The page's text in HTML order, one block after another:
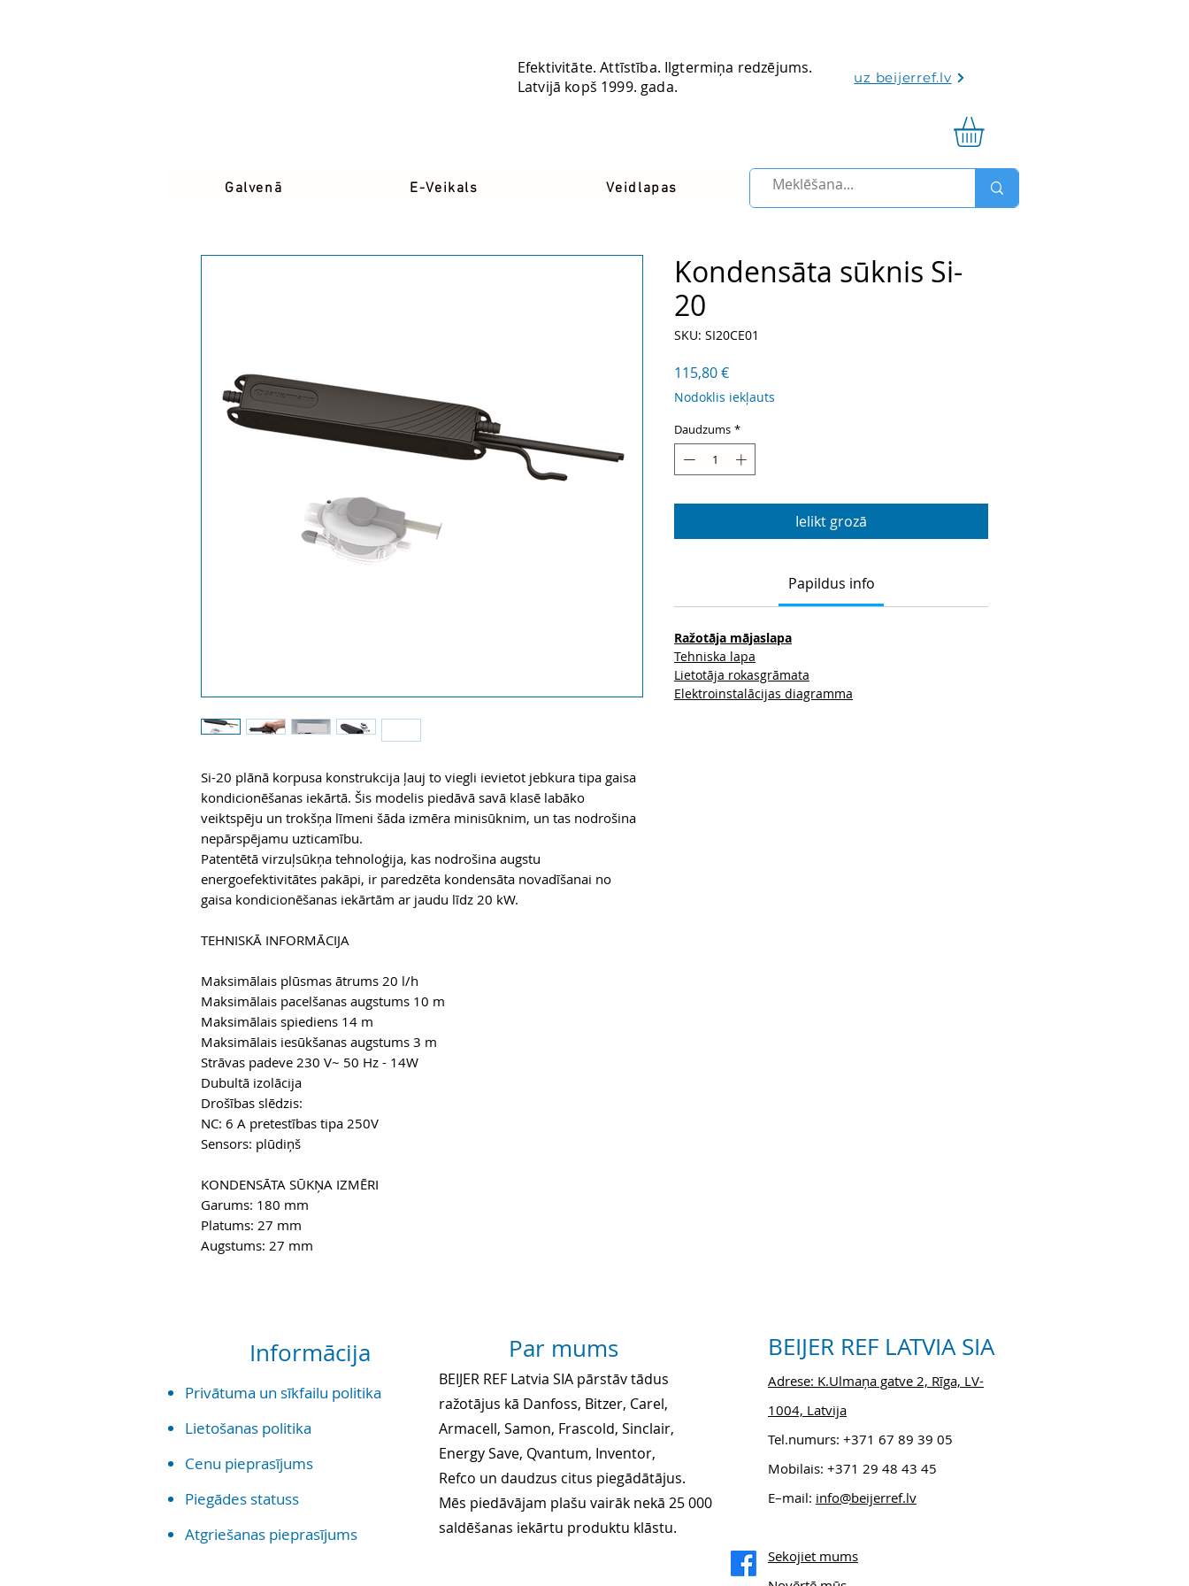
Latvia
Efektivitāte. Attīstība. Ilgtermiņa redzējums.
Latvijā kopš 1999. gada.
uz beijerref.lv
Galvenā E-Veikals Veidlapas
Si-20 plānā korpusa konstrukcija ļauj to viegli ievietot jebkura tipa gaisa
kondicionēšanas iekārtā. Šis modelis piedāvā savā klasē labāko
veiktspēju un trokšņa līmeni šāda izmēra minisūknim, un tas nodrošina
nepārspējamu uzticamību.
Patentētā virzuļsūkņa tehnoloģija, kas nodrošina augstu
energoefektivitātes pakāpi, ir paredzēta kondensāta novadīšanai no
gaisa kondicionēšanas iekārtām ar jaudu līdz 20 kW.
TEHNISKĀ INFORMĀCIJA
Maksimālais plūsmas ātrums 20 l/h
Maksimālais pacelšanas augstums 10 m
Maksimālais spiediens 14 m
Maksimālais iesūkšanas augstums 3 m
Strāvas padeve 230 V~ 50 Hz - 14W
Dubultā izolācija
Drošības slēdzis:
NC: 6 A pretestības tipa 250V
Sensors: plūdiņš
KONDENSĀTA SŪKŅA IZMĒRI
Garums: 180 mm
Platums: 27 mm
Augstums: 27 mm
Kondensāta sūknis Si-
20
SKU: SI20CE01
115,80 €Cena
Nodoklis iekļauts
Daudzums *
Ielikt grozā
Papildus info
Ražotāja mājaslapa
Tehniska lapa
Lietotāja rokasgrāmata
Elektroinstalācijas diagramma
Informācija
Privātuma un sīkfailu politika
Lietošanas politika
Cenu pieprasījums
Piegādes statuss
Atgriešanas pieprasījums
Par mums
BEIJER REF Latvia SIA pārstāv tādus
ražotājus kā Danfoss, Bitzer, Carel,
Armacell, Samon, Frascold, Sinclair,
Energy Save, Qvantum, Inventor,
Refco un daudzus citus piegādātājus.
Mēs piedāvājam plašu vairāk nekā 25 000
saldēšanas iekārtu produktu klāstu.
BEIJER REF LATVIA SIA
Adrese: K.Ulmaņa gatve 2, Rīga, LV-
1004, Latvija
Tel.numurs: +371 67 89 39 05
Mobilais: +371 29 48 43 45
E–mail: info@beijerref.lv
Sekojiet mums